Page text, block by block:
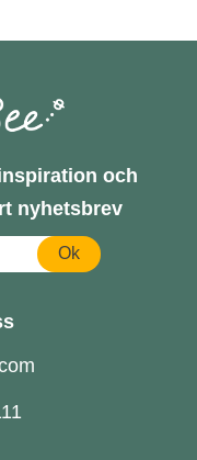
och
nyhetsbrev
Ok